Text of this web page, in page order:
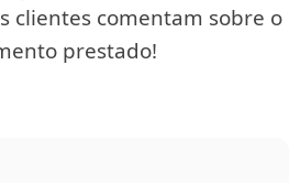
clientes comentam sobre o
prestado!